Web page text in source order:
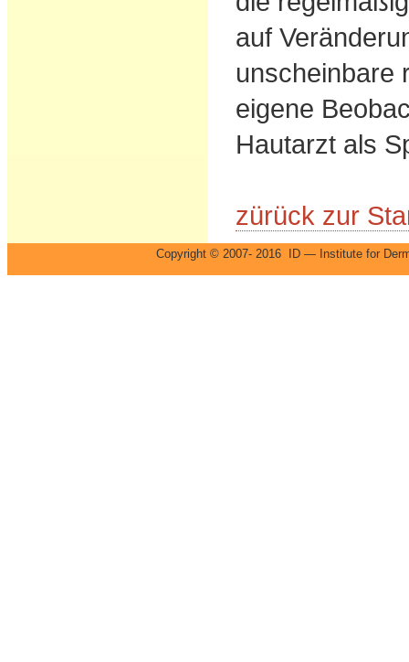
auf
unscheinbare
eigene
Hautarzt als
zürück zur
Copyright © 2007- 2016 ID — Institute for